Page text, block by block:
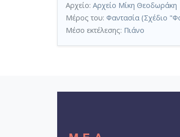
Αρχείο: Αρχείο Μίκη Θεοδωράκη
Μέρος του: Φαντασία (Σχέδιο
Μέσο εκτέλεσης: Πιάνο